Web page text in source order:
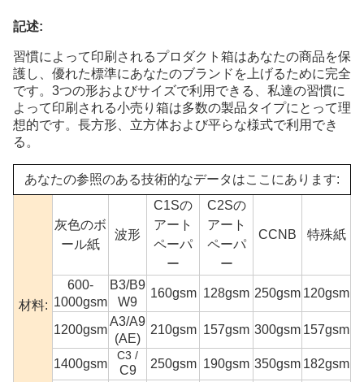
記述:
習慣によって印刷されるプロダクト箱はあなたの商品を保
護し、優れた標準にあなたのブランドを上げるために完全
です。3つの形およびサイズで利用できる、私達の習慣に
よって印刷される小売り箱は多数の製品タイプにとって理
想的です。長方形、立方体および平らな様式で利用でき
る。
あなたの参照のある技術的なデータはここにあります:
材料:
灰色のボ
ール紙
波形
C1Sの
アート
ペーパ
ー
C2Sの
アート
ペーパ
ー
CCNB 特殊紙
600-
1000gsm
B3/B9
W9
160gsm 128gsm 250gsm 120gsm
1200gsm
A3/A9
(AE)
210gsm 157gsm 300gsm 157gsm
1400gsm
C3 /
C9 250gsm 190gsm 350gsm 182gsm